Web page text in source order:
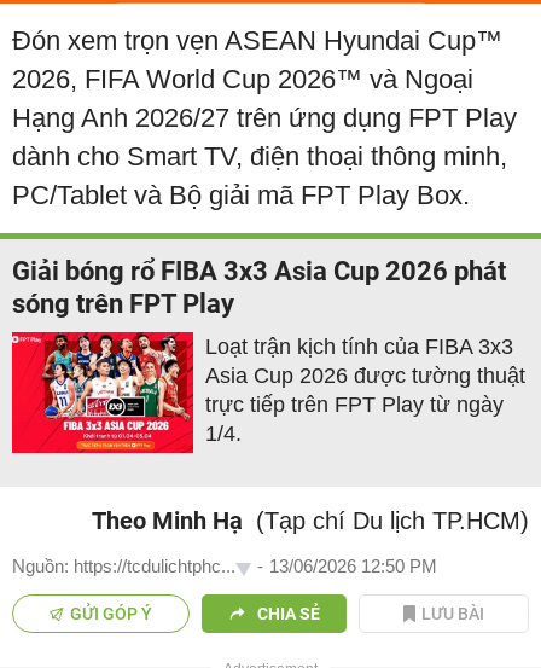
Đón xem trọn vẹn ASEAN Hyundai Cup™
2026, FIFA World Cup 2026™ và Ngoại
Hạng Anh 2026/27 trên ứng dụng FPT Play
dành cho Smart TV, điện thoại thông minh,
PC/Tablet và Bộ giải mã FPT Play Box.
Giải bóng rổ FIBA 3x3 Asia Cup 2026 phát
sóng trên FPT Play
Loạt trận kịch tính của FIBA 3x3
Asia Cup 2026 được tường thuật
trực tiếp trên FPT Play từ ngày
1/4.
Theo Minh Hạ (Tạp chí Du lịch TP.HCM)
Nguồn: https://tcdulichtphc... - 13/06/2026 12:50 PM
GỬI GÓP Ý CHIA SẺ LƯU BÀI